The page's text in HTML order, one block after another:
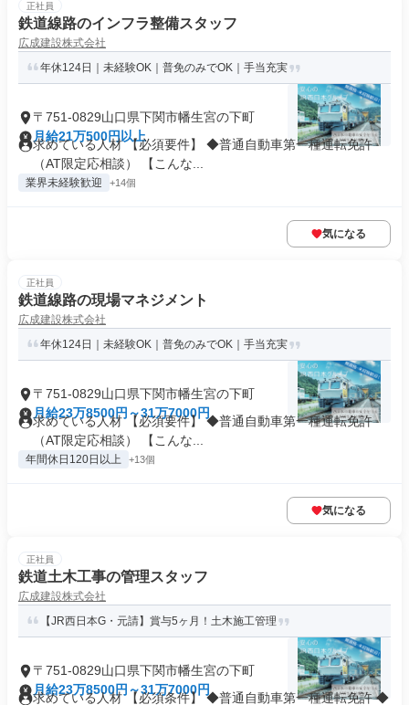
正社員
鉄道線路のインフラ整備スタッフ
広成建設株式会社
年休124日｜未経験OK｜普免のみでOK｜手当充実
〒751-0829山口県下関市幡生宮の下町
月給21万500円以上
求めている人材 【必須要件】 ◆普通自動車第一種運転免許
（AT限定応相談） 【こんな...
業界未経験歓迎 +14個
気になる
正社員
鉄道線路の現場マネジメント
広成建設株式会社
年休124日｜未経験OK｜普免のみでOK｜手当充実
〒751-0829山口県下関市幡生宮の下町
月給23万8500円～31万7000円
求めている人材 【必須要件】 ◆普通自動車第一種運転免許
（AT限定応相談） 【こんな...
年間休日120日以上 +13個
気になる
正社員
鉄道土木工事の管理スタッフ
広成建設株式会社
【JR西日本G・元請】賞与5ヶ月！土木施工管理
〒751-0829山口県下関市幡生宮の下町
月給23万8500円～31万7000円
求めている人材 【必須条件】 ◆普通自動車第一種運転免許 ◆